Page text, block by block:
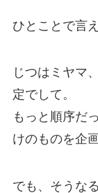
ひとことで言
じつはミヤマ
定でして。
もっと順序だ
けのものを企
でも、そうな